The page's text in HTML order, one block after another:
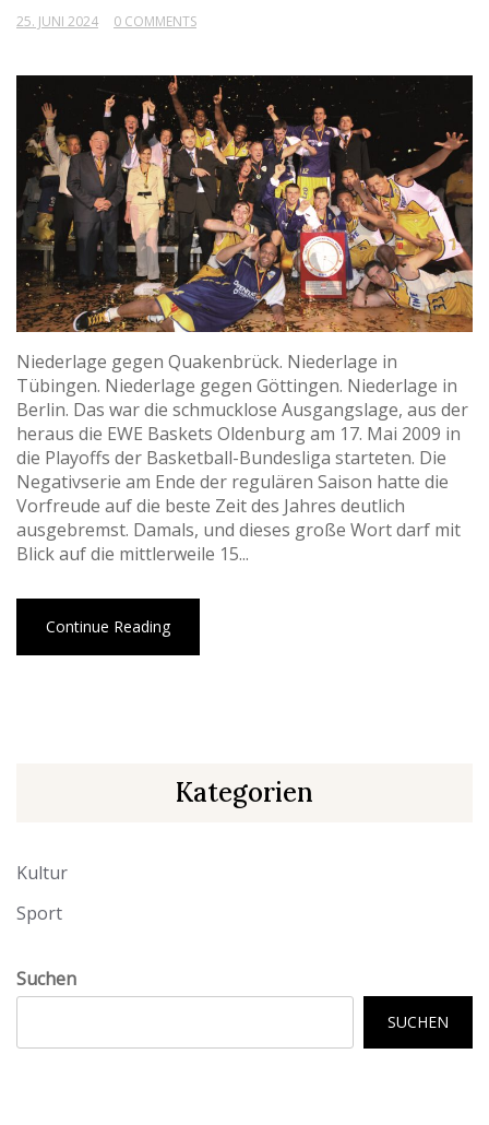
25. JUNI 2024 0 COMMENTS
Niederlage gegen Quakenbrück. Niederlage in
Tübingen. Niederlage gegen Göttingen. Niederlage in
Berlin. Das war die schmucklose Ausgangslage, aus der
heraus die EWE Baskets Oldenburg am 17. Mai 2009 in
die Playoffs der Basketball-Bundesliga starteten. Die
Negativserie am Ende der regulären Saison hatte die
Vorfreude auf die beste Zeit des Jahres deutlich
ausgebremst. Damals, und dieses große Wort darf mit
Blick auf die mittlerweile 15...
Continue Reading
Kategorien
Kultur
Sport
Suchen
SUCHEN